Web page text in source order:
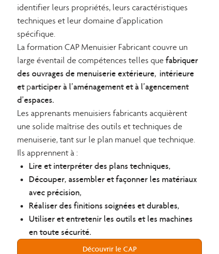
identifier leurs propriétés, leurs caractéristiques
techniques et leur domaine d’application
spécifique.
La formation CAP Menuisier Fabricant couvre un
large éventail de compétences telles que fabriquer
des ouvrages de menuiserie extérieure, intérieure
etparticiper à l’aménagement et à l’agencement
d’espaces.
Les apprenants menuisiers fabricants acquièrent
une solide maîtrise des outils et techniques de
menuiserie, tant sur le plan manuel que technique.
Ils apprennent à :
Lire et interpréter des plans techniques,
Découper, assembler et façonner les matériaux
avec précision,
Réaliser des finitions soignées et durables,
Utiliser et entretenir les outils et les machines
en toute sécurité.
Découvrir le CAP